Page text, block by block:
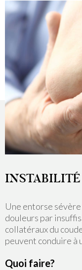
Une entorse
douleurs par
collatéraux du
peuvent conduire à
Quoi faire?